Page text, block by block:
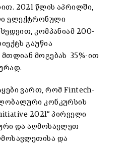
2021 წლის აპრილში,
ელექტრონული
კომპანიამ 200-
გაუწია
მთლიან მოგებას 35%-ით
ვართ, რომ Fintech-
კონკურსის
2021“ პირველი
და აღმოსავლეთ
და